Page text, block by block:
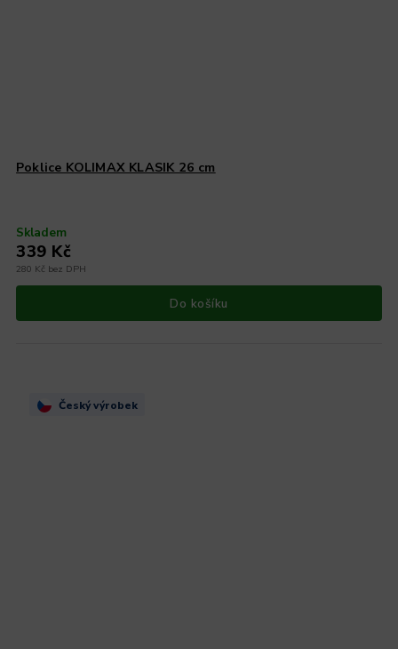
Poklice KOLIMAX KLASIK 26 cm
Skladem
280 Kč bez DPH
339 Kč
Do košíku
Český výrobek